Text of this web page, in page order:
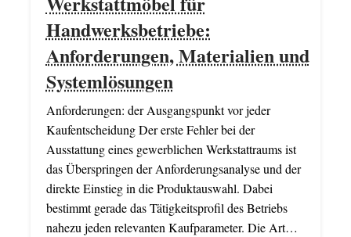
Handwerksbetriebe:
Anforderungen, Materialien und
Systemlösungen
Anforderungen: der Ausgangspunkt vor jeder
Kaufentscheidung Der erste Fehler bei der
Ausstattung eines gewerblichen Werkstattraums ist
das Überspringen der Anforderungsanalyse und der
direkte Einstieg in die Produktauswahl. Dabei
bestimmt gerade das Tätigkeitsprofil des Betriebs
nahezu jeden relevanten Kaufparameter. Die Art…